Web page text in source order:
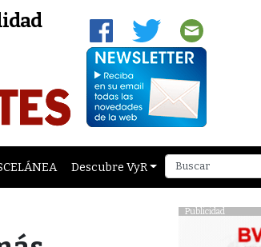
Descubre VyR
Publicidad